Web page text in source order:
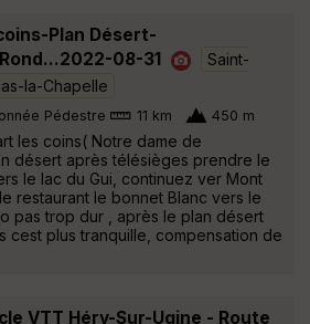
Plan Désert-
08-31
Saint-
la-Chapelle
Pédestre 11 km 450 m
les coins( Notre dame de
désert après télésièges prendre le
le lac du Gui, continuez ver Mont
restaurant le bonnet Blanc vers le
pas trop dur , après le plan désert
cest plus tranquille, compensation de
VTT Héry-Sur-Ugine - Route